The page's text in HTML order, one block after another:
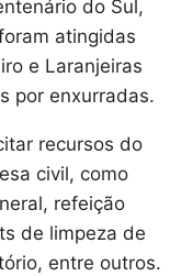
do Sul,
atingidas
e Laranjeiras
por enxurradas.
recursos do
civil, como
refeição
de limpeza de
entre outros.